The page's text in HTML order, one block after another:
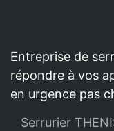
Entreprise de
répondre à vos
en urgence pas
Serrurier